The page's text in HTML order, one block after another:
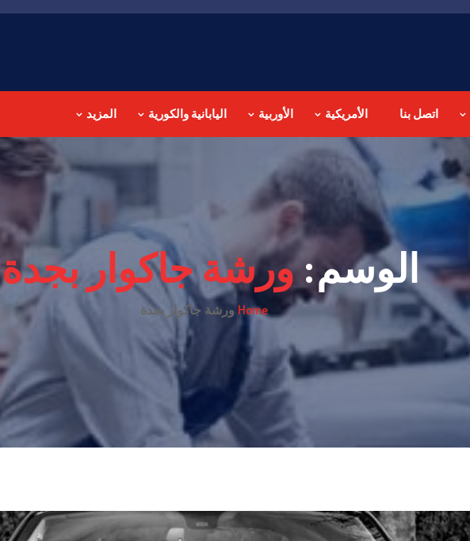
اتصل بنا الأمريكية الأوربية اليابانية والكورية المزيد
الوسم:ورشة جاكوار بجدة
Home ورشة جاكوار بجدة